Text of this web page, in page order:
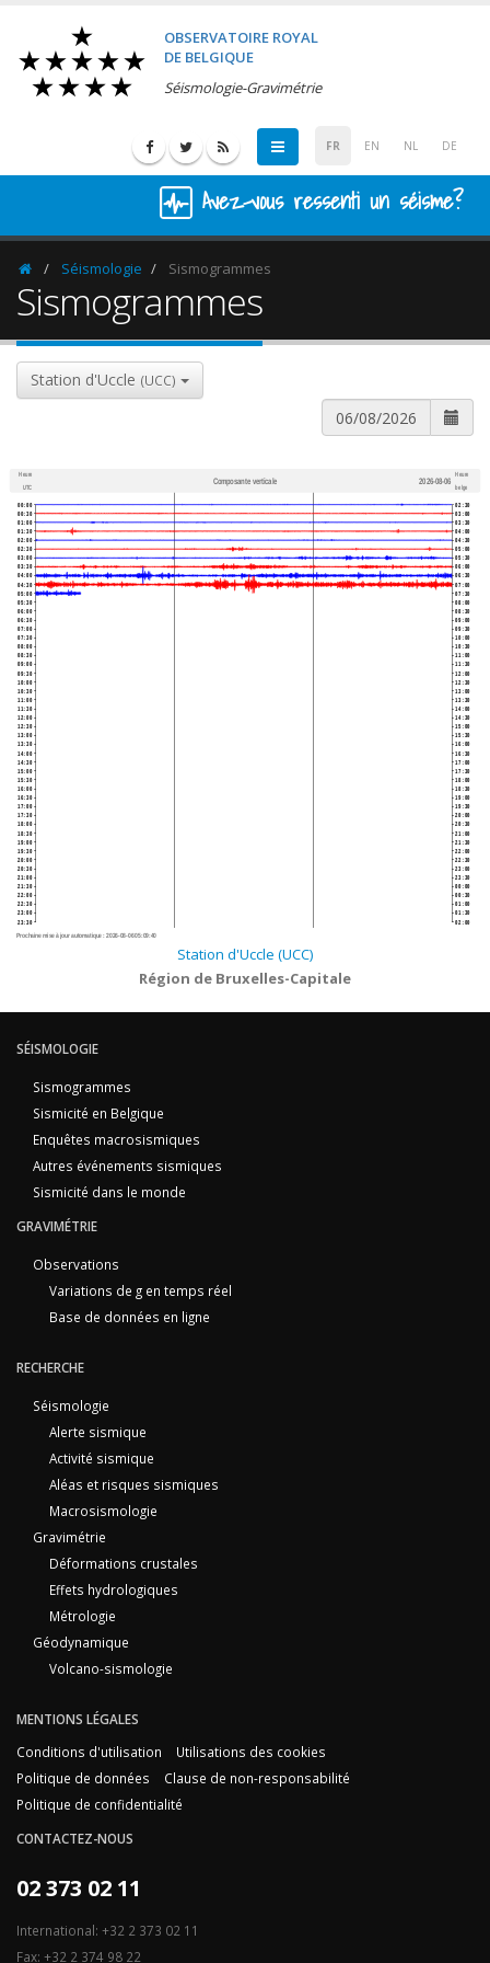
OBSERVATOIRE ROYAL
DE BELGIQUE
Séismologie-Gravimétrie
FR EN NL DE
Avez-vous ressenti un séisme?
HomepageSéismologie Sismogrammes
Sismogrammes
Station d'Uccle (UCC)
Heure
UTC
Composante verticale 2026-08-06
Heure
belge
00:00
00:30
01:00
01:30
02:00
02:30
03:00
03:30
04:00
04:30
05:00
05:30
06:00
06:30
07:00
07:30
08:00
08:30
09:00
09:30
10:00
10:30
11:00
11:30
12:00
12:30
13:00
13:30
14:00
14:30
15:00
15:30
16:00
16:30
17:00
17:30
18:00
18:30
19:00
19:30
20:00
20:30
21:00
21:30
22:00
22:30
23:00
23:30
02:30
03:00
03:30
04:00
04:30
05:00
05:30
06:00
06:30
07:00
07:30
08:00
08:30
09:00
09:30
10:00
10:30
11:00
11:30
12:00
12:30
13:00
13:30
14:00
14:30
15:00
15:30
16:00
16:30
17:00
17:30
18:00
18:30
19:00
19:30
20:00
20:30
21:00
21:30
22:00
22:30
23:00
23:30
00:00
00:30
01:00
01:30
02:00
Prochaine mise à jour automatique :2026-08-06 05:09:40
Station d'Uccle (UCC)
Région de Bruxelles-Capitale
SÉISMOLOGIE
Sismogrammes
Sismicité en Belgique
Enquêtes macrosismiques
Autres événements sismiques
Sismicité dans le monde
GRAVIMÉTRIE
Observations
Variations de g en temps réel
Base de données en ligne
RECHERCHE
Séismologie
Alerte sismique
Activité sismique
Aléas et risques sismiques
Macrosismologie
Gravimétrie
Déformations crustales
Effets hydrologiques
Métrologie
Géodynamique
Volcano-sismologie
MENTIONS LÉGALES
Conditions d'utilisation
Utilisations des cookies
Politique de données
Clause de non-responsabilité
Politique de confidentialité
CONTACTEZ-NOUS
02 373 02 11
International: +32 2 373 02 11
Fax: +32 2 374 98 22